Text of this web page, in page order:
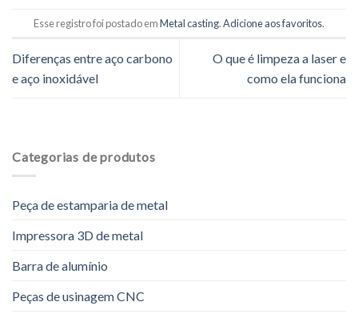
Esse registro foi postado emMetal casting.Adicione aos favoritos.
Diferenças entre aço carbono
e aço inoxidável
O que é limpeza a laser e
como ela funciona
Categorias de produtos
Peça de estamparia de metal
Impressora 3D de metal
Barra de alumínio
Peças de usinagem CNC